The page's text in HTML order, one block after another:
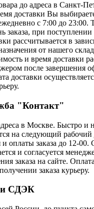
до адреса в Санкт-
доставки Вы
с 7:00 до 23:00.
заказа, при
рассчитывается в
от нашего
и время доставки
после завершения
доставки
"Контакт"
в Москве. Быстро и
на следующий рабочий
оплаты заказа до 12-00.
и согласуется
заказа на сайте.
заказа курьеру.
СДЭК